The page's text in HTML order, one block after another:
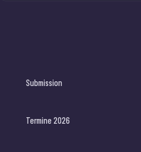
Submission
Termine 2026